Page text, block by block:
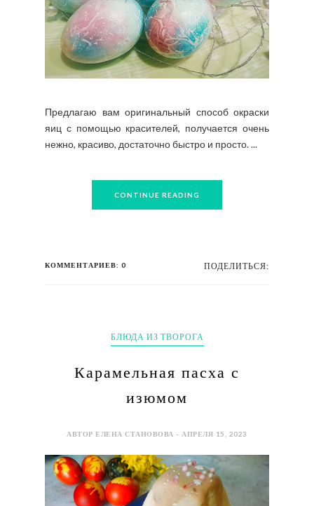
Предлагаю вам оригинальный способ окраски
яиц с помощью красителей, получается очень
нежно, красиво, достаточно быстро и просто. ...
CONTINUE READING
КОММЕНТАРИЕВ: 0 ПОДЕЛИТЬСЯ:
БЛЮДА ИЗ ТВОРОГА
Карамельная пасха с
изюмом
АВТОР ЕЛЕНА СТАНОВОВА - АПРЕЛЯ 15, 2023